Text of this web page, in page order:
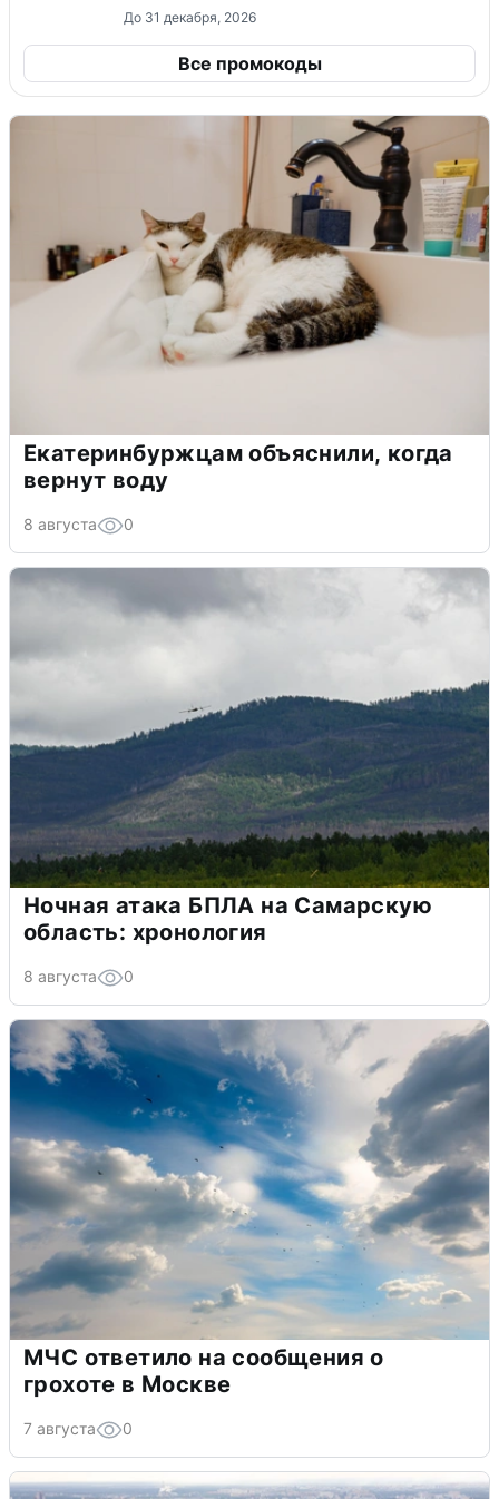
До 31 декабря, 2026
Все промокоды
Екатеринбуржцам объяснили, когда
вернут воду
8 августа 0
Ночная атака БПЛА на Самарскую
область: хронология
8 августа 0
МЧС ответило на сообщения о
грохоте в Москве
7 августа 0